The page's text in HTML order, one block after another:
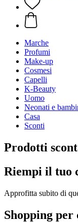
Marche
Profumi
Make-up
Cosmesi
Capelli
K-Beauty
Uomo
Neonati e
Casa
Sconti
Prodotti
Riempi il tuo
Approfitta subito di
Shopping per